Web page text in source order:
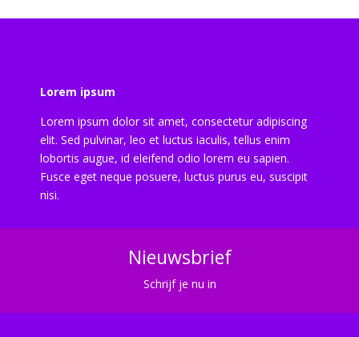
Lorem ipsum
Lorem ipsum dolor sit amet, consectetur adipiscing
elit. Sed pulvinar, leo et luctus iaculis, tellus enim
lobortis augue, id eleifend odio lorem eu sapien.
Fusce eget neque posuere, luctus purus eu, suscipit
nisi.
Nieuwsbrief
Schrijf je nu in